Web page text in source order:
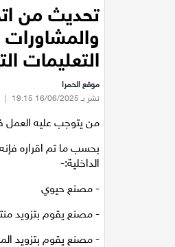
تحديث من
التعليمات
موقع الحمرا
نشر بـ 16/06/2025 19:15
|
من يتوجب عليه
بحسب ما تم اقراره
الداخلية:-
- مصنع حيوي
- مصنع يقوم بتزويد
- مصنع يقوم بتزويد